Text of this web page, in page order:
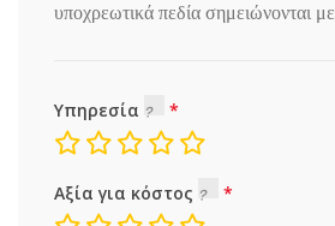
υποχρεωτικά πεδία σημειώνονται με
Υπηρεσία
Αξία για κόστος